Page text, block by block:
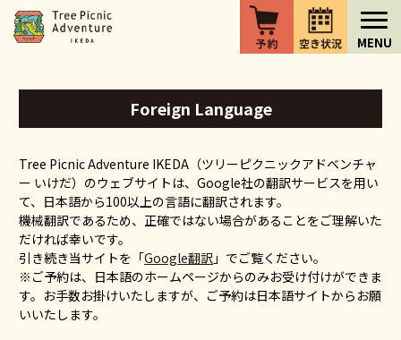
Foreign Language
Tree Picnic Adventure IKEDA（ツリーピクニックアドベンチャ
ー いけだ）のウェブサイトは、Google社の翻訳サービスを用い
て、日本語から100以上の言語に翻訳されます。
機械翻訳であるため、正確ではない場合があることをご理解いた
だければ幸いです。
引き続き当サイトを「Google翻訳 」でご覧ください。
※ご予約は、日本語のホームページからのみお受け付けができま
す。お手数お掛けいたしますが、ご予約は日本語サイトからお願
いいたします。